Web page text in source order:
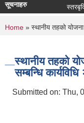
सूचनाहरु
You are
Home » स्थानीय तहको योजना
स्थानीय तहको
सम्बन्धि
Submitted on: Thu,